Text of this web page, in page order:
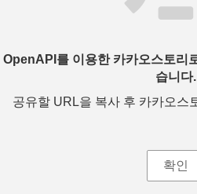
OpenAPI를 이용한 카카오스토리
습니다.
공유할 URL을 복사 후 카카오스
확인